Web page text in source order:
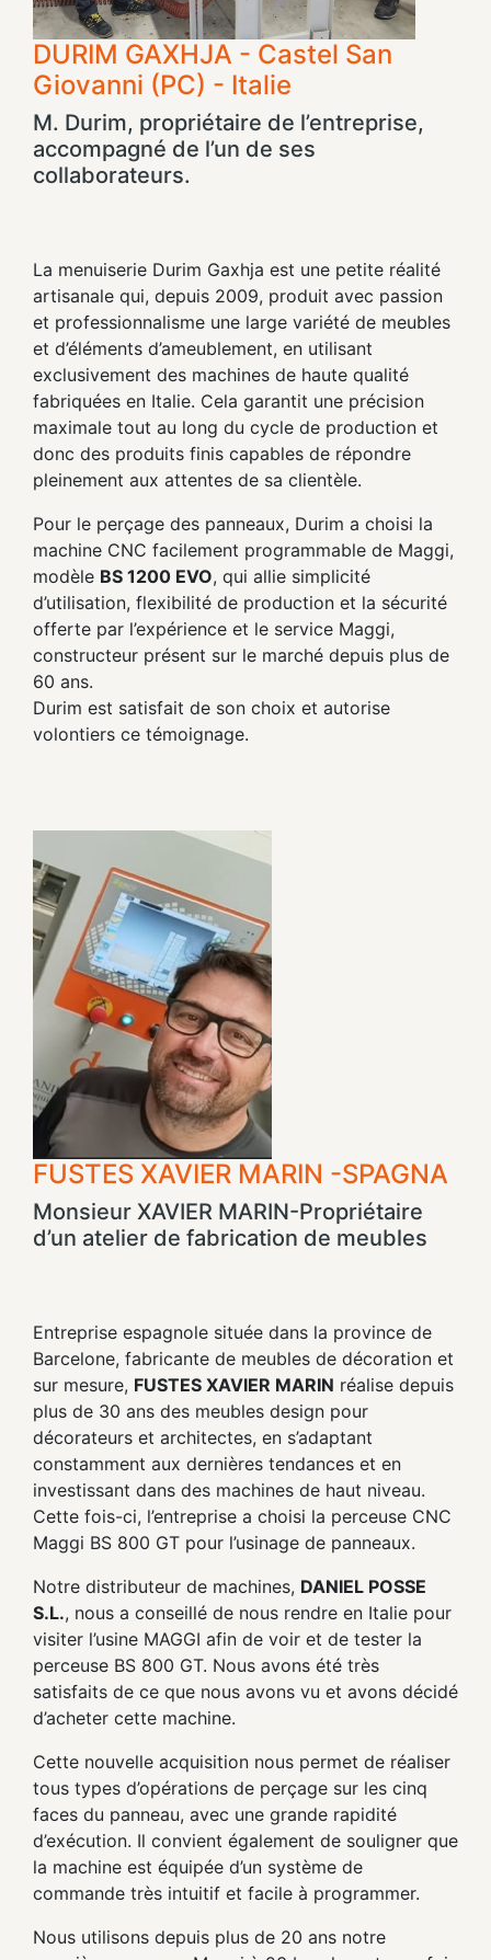
DURIM GAXHJA - Castel San
Giovanni (PC) - Italie
M. Durim, propriétaire de l’entreprise,
accompagné de l’un de ses
collaborateurs.
La menuiserie Durim Gaxhja est une petite réalité
artisanale qui, depuis 2009, produit avec passion
et professionnalisme une large variété de meubles
et d’éléments d’ameublement, en utilisant
exclusivement des machines de haute qualité
fabriquées en Italie. Cela garantit une précision
maximale tout au long du cycle de production et
donc des produits finis capables de répondre
pleinement aux attentes de sa clientèle.
Pour le perçage des panneaux, Durim a choisi la
machine CNC facilement programmable de Maggi,
modèle BS 1200 EVO, qui allie simplicité
d’utilisation, flexibilité de production et la sécurité
offerte par l’expérience et le service Maggi,
constructeur présent sur le marché depuis plus de
60 ans.
Durim est satisfait de son choix et autorise
volontiers ce témoignage.
FUSTES XAVIER MARIN -SPAGNA
Monsieur XAVIER MARIN-Propriétaire
d’un atelier de fabrication de meubles
Entreprise espagnole située dans la province de
Barcelone, fabricante de meubles de décoration et
sur mesure, FUSTES XAVIER MARIN réalise depuis
plus de 30 ans des meubles design pour
décorateurs et architectes, en s’adaptant
constamment aux dernières tendances et en
investissant dans des machines de haut niveau.
Cette fois-ci, l’entreprise a choisi la perceuse CNC
Maggi BS 800 GT pour l’usinage de panneaux.
Notre distributeur de machines, DANIEL POSSE
S.L., nous a conseillé de nous rendre en Italie pour
visiter l’usine MAGGI afin de voir et de tester la
perceuse BS 800 GT. Nous avons été très
satisfaits de ce que nous avons vu et avons décidé
d’acheter cette machine.
Cette nouvelle acquisition nous permet de réaliser
tous types d’opérations de perçage sur les cinq
faces du panneau, avec une grande rapidité
d’exécution. Il convient également de souligner que
la machine est équipée d’un système de
commande très intuitif et facile à programmer.
Nous utilisons depuis plus de 20 ans notre